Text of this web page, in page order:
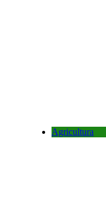
Agricultura